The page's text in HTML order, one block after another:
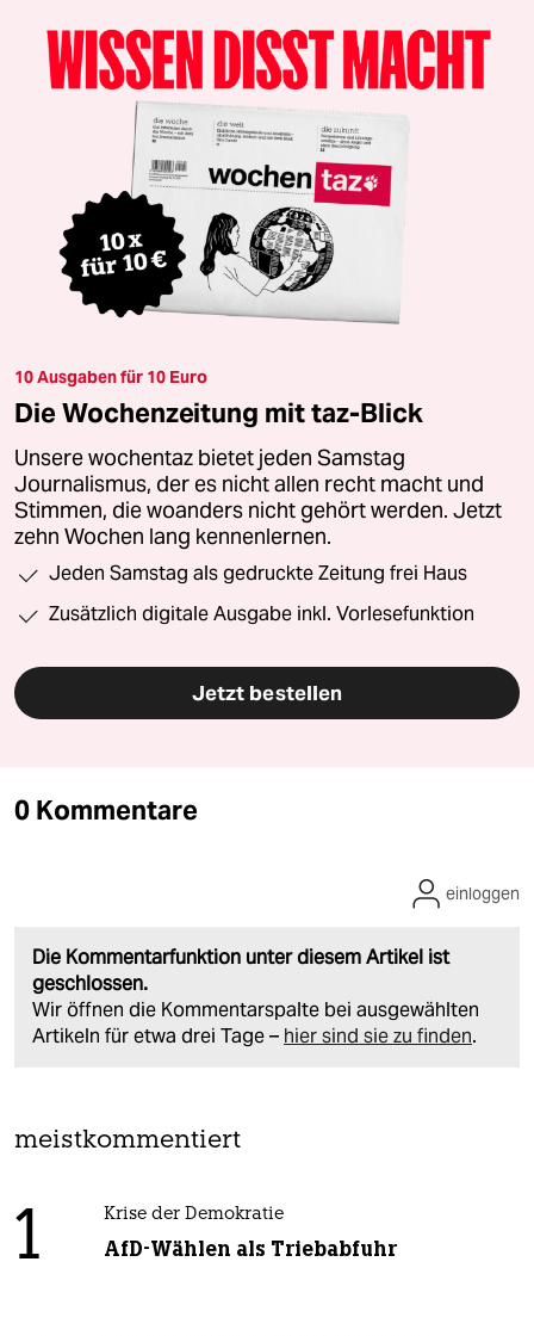
10 Ausgaben für 10 Euro
Die Wochenzeitung mit taz-Blick
Unsere wochentaz bietet jeden Samstag
Journalismus, der es nicht allen recht macht und
Stimmen, die woanders nicht gehört werden. Jetzt
zehn Wochen lang kennenlernen.
Jeden Samstag als gedruckte Zeitung frei Haus
Zusätzlich digitale Ausgabe inkl. Vorlesefunktion
Jetzt bestellen
0 Kommentare
Die Kommentarfunktion unter diesem Artikel ist
geschlossen.
Wir öffnen die Kommentarspalte bei ausgewählten
Artikeln für etwa drei Tage – hier sind sie zu finden.
einloggen
meistkommentiert
1 Krise der Demokratie
AfD-Wählen als Triebabfuhr